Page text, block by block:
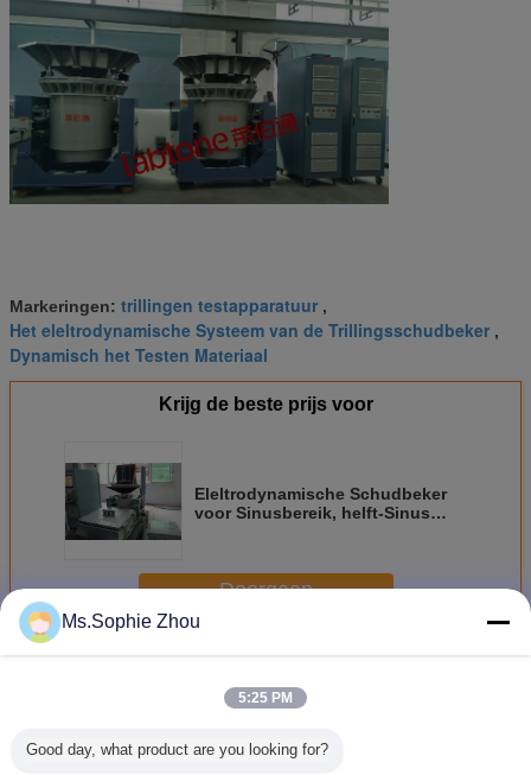
Markeringen: trillingen testapparatuur ,
Het eleltrodynamische Systeem van de Trillingsschudbeker ,
Dynamisch het Testen Materiaal
Krijg de beste prijs voor
Eleltrodynamische Schudbeker
voor Sinusbereik, helft-Sinus
Doorgaan
MeerEleltrodynamische Trillingsschudbeker
Ms.Sophie Zhou
5:25 PM
Good day, what product are you looking for?